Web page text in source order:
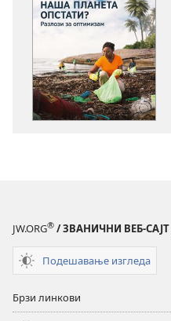
JW.ORG® / ЗВАНИЧНИ ВЕБ-
Подешавање изгледа
Брзи линкови